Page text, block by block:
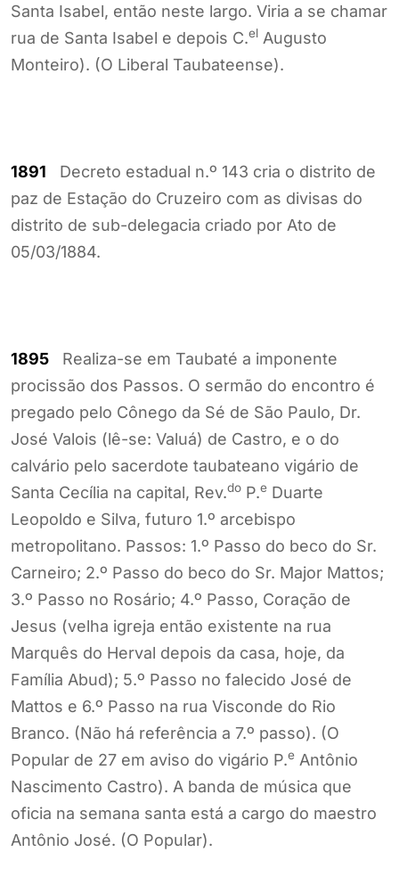
Santa Isabel, então neste largo. Viria a se chamar
rua de Santa Isabel e depois C.el Augusto
Monteiro). (O Liberal Taubateense).
1891 Decreto estadual n.º 143 cria o distrito de
paz de Estação do Cruzeiro com as divisas do
distrito de sub-delegacia criado por Ato de
05/03/1884.
1895 Realiza-se em Taubaté a imponente
procissão dos Passos. O sermão do encontro é
pregado pelo Cônego da Sé de São Paulo, Dr.
José Valois (lê-se: Valuá) de Castro, e o do
calvário pelo sacerdote taubateano vigário de
Santa Cecília na capital, Rev.do P.e Duarte
Leopoldo e Silva, futuro 1.º arcebispo
metropolitano. Passos: 1.º Passo do beco do Sr.
Carneiro; 2.º Passo do beco do Sr. Major Mattos;
3.º Passo no Rosário; 4.º Passo, Coração de
Jesus (velha igreja então existente na rua
Marquês do Herval depois da casa, hoje, da
Família Abud); 5.º Passo no falecido José de
Mattos e 6.º Passo na rua Visconde do Rio
Branco. (Não há referência a 7.º passo). (O
Popular de 27 em aviso do vigário P.e Antônio
Nascimento Castro). A banda de música que
oficia na semana santa está a cargo do maestro
Antônio José. (O Popular).